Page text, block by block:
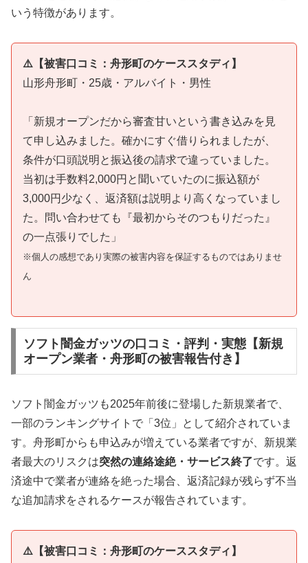
いう特徴があります。
⚠️【被害口コミ：舟形町のケーススタディ】
山形舟形町・25歳・アルバイト・男性
「新規オープンだから審査甘いという書き込みを見
て申し込みました。確かにすぐ借りられましたが、
条件が口頭説明と振込後の請求で違っていました。
当初は手数料2,000円と聞いていたのに振込額が
3,000円少なく、返済額は説明より高くなっていまし
た。問い合わせても『最初からそのつもりだった』
の一点張りでした」
※個人の感想であり実際の被害内容を保証するものではありませ
ん
ソフト闇金ガッツの口コミ・評判・実態【新規
オープン業者・舟形町の被害報告付き】
ソフト闇金ガッツも2025年前後に登場した新規業者で、
一部のランキングサイトで「3位」として紹介されていま
す。舟形町からも申込みが増えている業者ですが、新規業
者最大のリスクは突然の連絡途絶・サービス終了です。返
済途中で業者が連絡を絶った場合、返済記録が残らず不当
な追加請求をされるケースが報告されています。
⚠️【被害口コミ：舟形町のケーススタディ】